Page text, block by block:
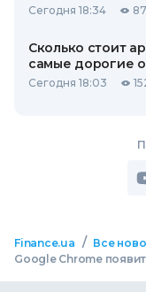
Сегодня 18:34 87
Сколько стоит
самые дорогие
Сегодня 18:03
Finance.ua / Все
Google Chrome